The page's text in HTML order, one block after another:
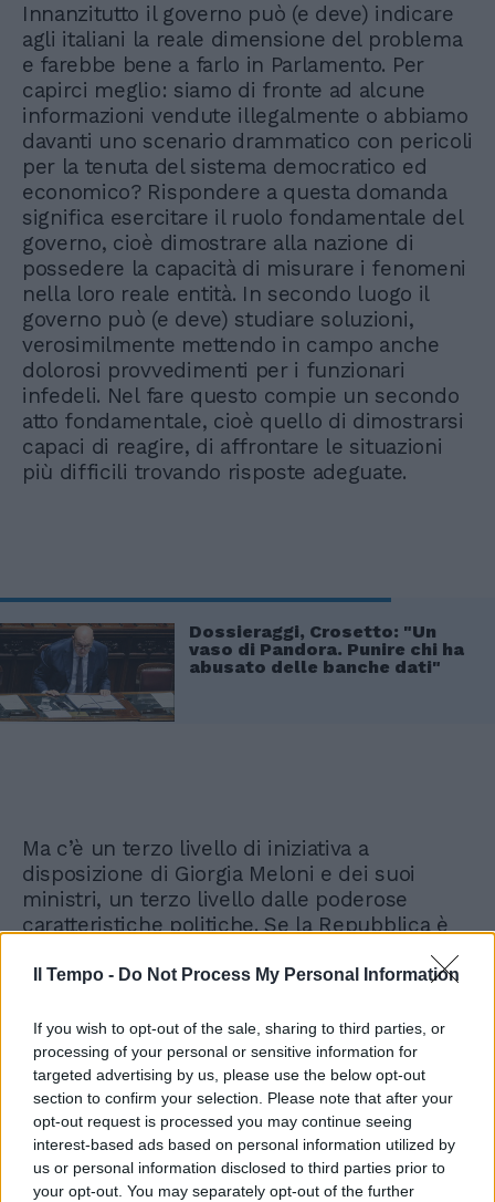
Il Tempo - Do Not Process My Personal Information
If you wish to opt-out of the sale, sharing to third parties, or
processing of your personal or sensitive information for
targeted advertising by us, please use the below opt-out
section to confirm your selection. Please note that after your
opt-out request is processed you may continue seeing
interest-based ads based on personal information utilized by
us or personal information disclosed to third parties prior to
your opt-out. You may separately opt-out of the further
Innanzitutto il governo può (e deve) indicare
agli italiani la reale dimensione del problema
e farebbe bene a farlo in Parlamento. Per
capirci meglio: siamo di fronte ad alcune
informazioni vendute illegalmente o abbiamo
davanti uno scenario drammatico con pericoli
per la tenuta del sistema democratico ed
economico? Rispondere a questa domanda
significa esercitare il ruolo fondamentale del
governo, cioè dimostrare alla nazione di
possedere la capacità di misurare i fenomeni
nella loro reale entità. In secondo luogo il
governo può (e deve) studiare soluzioni,
verosimilmente mettendo in campo anche
dolorosi provvedimenti per i funzionari
infedeli. Nel fare questo compie un secondo
atto fondamentale, cioè quello di dimostrarsi
capaci di reagire, di affrontare le situazioni
più difficili trovando risposte adeguate.
Dossieraggi, Crosetto: "Un
vaso di Pandora. Punire chi ha
abusato delle banche dati"
Ma c’è un terzo livello di iniziativa a
disposizione di Giorgia Meloni e dei suoi
ministri, un terzo livello dalle poderose
caratteristiche politiche. Se la Repubblica è
sotto scacco di organizzazioni varie (dentro e
fuori i confini) ecco che allora il governo può
comune di fronte al pericolo, risposta che
assumerebbe tutte le caratteristiche proprie
di una intesa istituzionale di enorme valore,
utile anche per misurare la reale capacità
delle opposizioni medesime di mettere da
parte gli interessi di partito per convergere su
quelli nazionali. L’Italia ha sempre convissuto